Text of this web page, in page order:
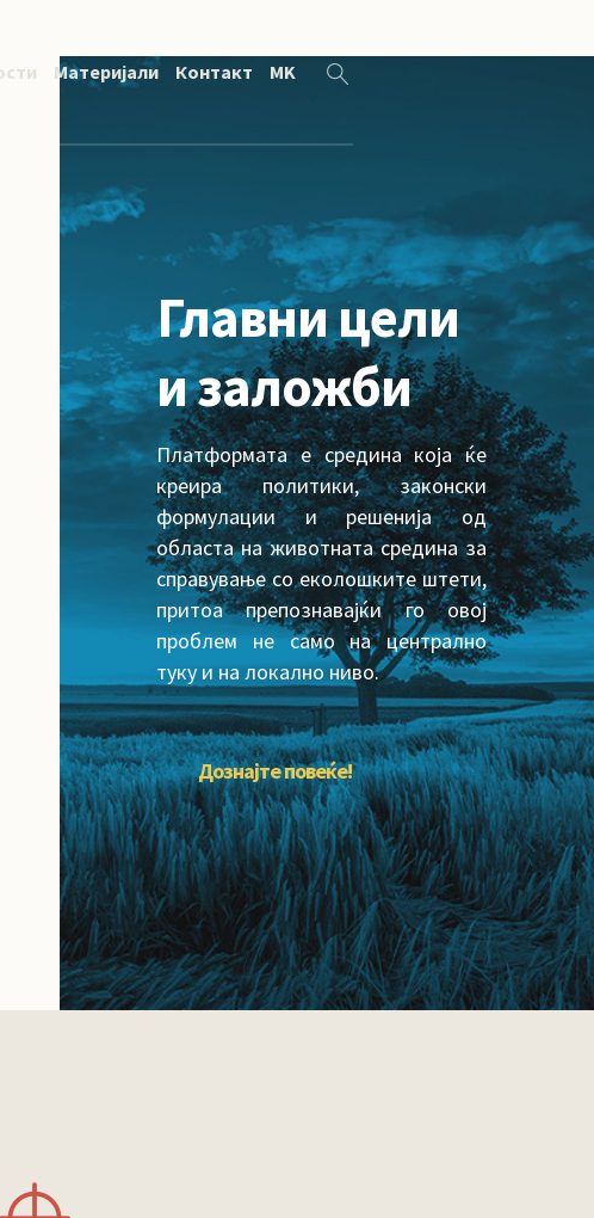
Материјали Контакт MK
Главни цели
и заложби
Платформата е средина која ќе
креира политики, законски
формулации и решенија од
областа на животната средина за
справување со еколошките штети,
притоа препознавајќи го овој
проблем не само на централно
туку и на локално ниво.
Дознајте повеќе!